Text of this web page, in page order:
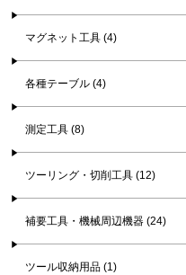
マグネット工具 (4)
各種テーブル (4)
測定工具 (8)
ツーリング・切削工具 (12)
補要工具・機械周辺機器 (24)
ツール収納用品 (1)